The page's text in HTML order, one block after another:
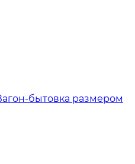
бытовка размером